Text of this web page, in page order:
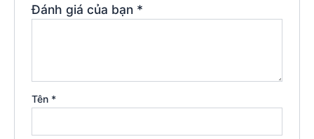
Đánh giá của bạn *
Tên *